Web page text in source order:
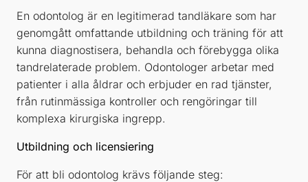
En odontolog är en legitimerad tandläkare som har
genomgått omfattande utbildning och träning för att
kunna diagnostisera, behandla och förebygga olika
tandrelaterade problem. Odontologer arbetar med
patienter i alla åldrar och erbjuder en rad tjänster,
från rutinmässiga kontroller och rengöringar till
komplexa kirurgiska ingrepp.
Utbildning och licensiering
För att bli odontolog krävs följande steg: